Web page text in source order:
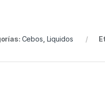
Cebos Liquidos